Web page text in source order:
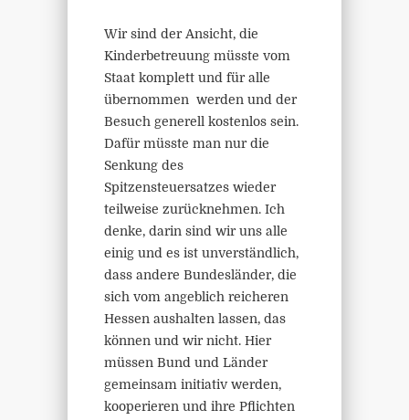
Wir sind der Ansicht, die
Kinderbetreuung müsste vom
Staat komplett und für alle
übernommen werden und der
Besuch generell kostenlos sein.
Dafür müsste man nur die
Senkung des
Spitzensteuersatzes wieder
teilweise zurücknehmen. Ich
denke, darin sind wir uns alle
einig und es ist unverständlich,
dass andere Bundesländer, die
sich vom angeblich reicheren
Hessen aushalten lassen, das
können und wir nicht. Hier
müssen Bund und Länder
gemeinsam initiativ werden,
kooperieren und ihre Pflichten